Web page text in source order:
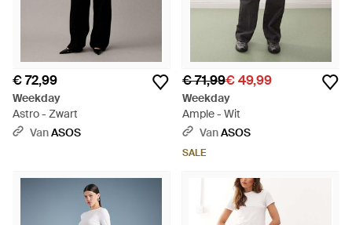
€ 72,99
Weekday
Astro - Zwart
VanASOS
€ 71,99€ 49,99
Weekday
Ample - Wit
VanASOS
SALE